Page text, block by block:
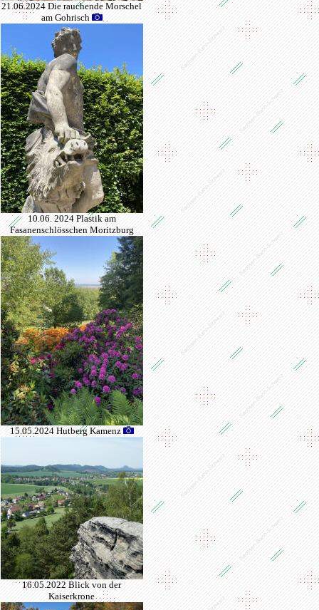
21.06.2024 Die rauchende Morschel
am Gohrisch
10.06. 2024 Plastik am
Fasanenschlösschen Moritzburg
15.05.2024 Hutberg Kamenz
16.05.2022 Blick von der
Kaiserkrone